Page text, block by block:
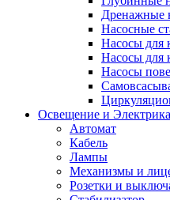
Дренажные
Насосные
Насосы для
Насосы для
Насосы
Освещение и Электрика
Автомат
Кабель
Лампы
Механизмы и
Розетки и